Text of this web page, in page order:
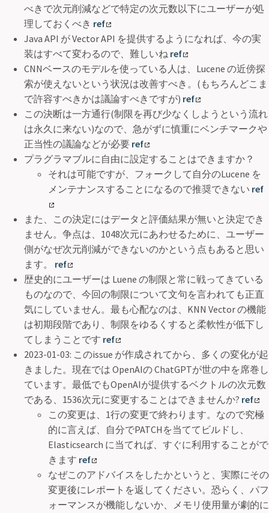
べきで次元削減などで特定の次元数以下にユーザーが処
理しておくべき ref
Java API が Vector API を提供するようになれば、今の実
装はすべて変わるので、難しいね ref
CNNベースのモデルを使っている人は、Lucene の近傍探
索が使えないという状況は改善すべき。(もちろんどこま
で許容すべきかは議論すべきですが) ref
この決断は一方通行(制限を再び少なくしようという流れ
は永久に来ない)なので、急がずに慎重にベンチマークや
正当性の議論などが必要 ref
プラグラマブルに自由に設定することはできますか？
それは可能ですが、フォークして自分のLucene を
メンテナンスすることになるので推奨できない ref
また、この決定にはデータと評価結果が無いと決定でき
ません。争点は、1048次元にあわせるために、ユーザー
側がなぜ次元削減ができないのかという点もあると思い
ます。 ref
歴史的にユーザーは Luene の制限と常に戦ってきている
ものなので、今回の制限について文句を言われても正直
気にしていません。最も心配なのは、KNN Vector の機能
は初期段階であり、制限をゆるくすると柔軟性が低下し
てしまうことです ref
2023-01-03: このissue が作成されてから、多くの変化が起
きました。現在では OpenAIの ChatGPTが世の中を席巻し
ています。最低でもOpenAIが提供するベクトルの次元数
である、1536次元に変更することはできませんか? ref
この変更は、1行の変更で終わります。なので究極
的に言えば、自分でPATCHを当ててビルドし、
Elasticsearch に当てれば、すぐに利用することがで
きます ref
なぜこのアドバイスをしたかというと、実際にその
変更後にレポートを返してください。恐らく、パフ
ォーマンスが機能しないか、メモリ使用量が劇的に